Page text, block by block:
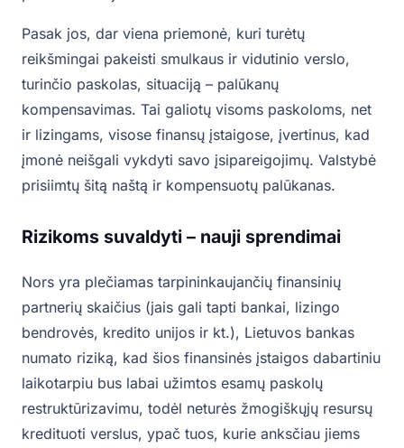
Pasak jos, dar viena priemonė, kuri turėtų
reikšmingai pakeisti smulkaus ir vidutinio verslo,
turinčio paskolas, situaciją – palūkanų
kompensavimas. Tai galiotų visoms paskoloms, net
ir lizingams, visose finansų įstaigose, įvertinus, kad
įmonė neišgali vykdyti savo įsipareigojimų. Valstybė
prisiimtų šitą naštą ir kompensuotų palūkanas.
Rizikoms suvaldyti – nauji sprendimai
Nors yra plečiamas tarpininkaujančių finansinių
partnerių skaičius (jais gali tapti bankai, lizingo
bendrovės, kredito unijos ir kt.), Lietuvos bankas
numato riziką, kad šios finansinės įstaigos dabartiniu
laikotarpiu bus labai užimtos esamų paskolų
restruktūrizavimu, todėl neturės žmogiškųjų resursų
kredituoti verslus, ypač tuos, kurie anksčiau jiems